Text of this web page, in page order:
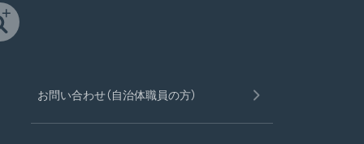
お問い合わせ（自治体職員の方）